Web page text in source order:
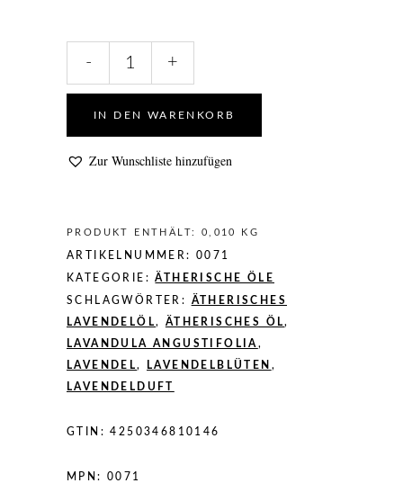
Lavendel,
10ml
quantity
- +
IN DEN WARENKORB
Zur Wunschliste hinzufügen
PRODUKT ENTHÄLT: 0,010 KG
ARTIKELNUMMER: 0071
KATEGORIE:ÄTHERISCHE ÖLE
SCHLAGWÖRTER: ÄTHERISCHES
LAVENDELÖL, ÄTHERISCHES ÖL,
LAVANDULA ANGUSTIFOLIA ,
LAVENDEL, LAVENDELBLÜTEN ,
LAVENDELDUFT
GTIN:4250346810146
MPN: 0071